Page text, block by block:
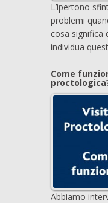
L’ipertono
problemi
cosa significa
individua
Come
Abbiamo